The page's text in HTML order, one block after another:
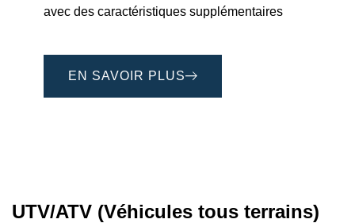
avec des caractéristiques supplémentaires
EN SAVOIR PLUS
UTV/ATV (Véhicules tous terrains)